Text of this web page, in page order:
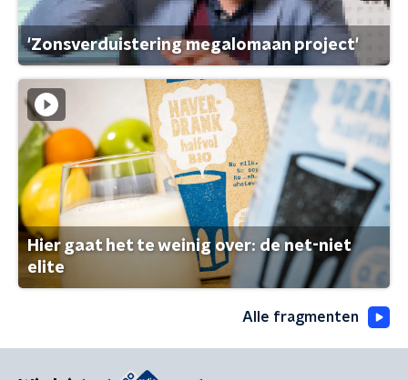
'Zonsverduistering megalomaan project'
Hier gaat het te weinig over: de net-niet
elite
Alle fragmenten